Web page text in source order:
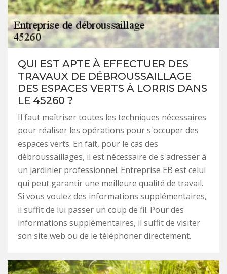
QUI EST APTE À EFFECTUER DES
TRAVAUX DE DÉBROUSSAILLAGE
DES ESPACES VERTS À LORRIS DANS
LE 45260 ?
Il faut maîtriser toutes les techniques nécessaires
pour réaliser les opérations pour s'occuper des
espaces verts. En fait, pour le cas des
débroussaillages, il est nécessaire de s'adresser à
un jardinier professionnel. Entreprise EB est celui
qui peut garantir une meilleure qualité de travail.
Si vous voulez des informations supplémentaires,
il suffit de lui passer un coup de fil. Pour des
informations supplémentaires, il suffit de visiter
son site web ou de le téléphoner directement.